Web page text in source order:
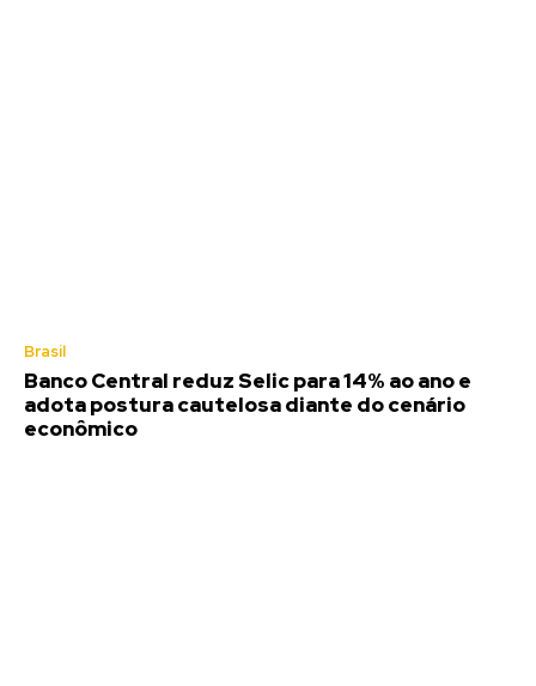
Brasil
Banco Central reduz Selic para 14% ao ano e
adota postura cautelosa diante do cenário
econômico